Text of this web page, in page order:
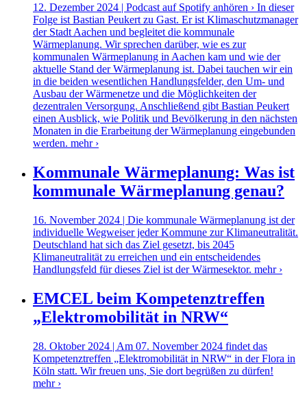
12. Dezember 2024 | Podcast auf Spotify anhören › In dieser
Folge ist Bastian Peukert zu Gast. Er ist Klimaschutzmanager
der Stadt Aachen und begleitet die kommunale
Wärmeplanung. Wir sprechen darüber, wie es zur
kommunalen Wärmeplanung in Aachen kam und wie der
aktuelle Stand der Wärmeplanung ist. Dabei tauchen wir ein
in die beiden wesentlichen Handlungsfelder, den Um- und
Ausbau der Wärmenetze und die Möglichkeiten der
dezentralen Versorgung. Anschließend gibt Bastian Peukert
einen Ausblick, wie Politik und Bevölkerung in den nächsten
Monaten in die Erarbeitung der Wärmeplanung eingebunden
werden. mehr ›
Kommunale Wärmeplanung: Was ist
kommunale Wärmeplanung genau?
16. November 2024 | Die kommunale Wärmeplanung ist der
individuelle Wegweiser jeder Kommune zur Klimaneutralität.
Deutschland hat sich das Ziel gesetzt, bis 2045
Klimaneutralität zu erreichen und ein entscheidendes
Handlungsfeld für dieses Ziel ist der Wärmesektor. mehr ›
EMCEL beim Kompetenztreffen
„Elektromobilität in NRW“
28. Oktober 2024 | Am 07. November 2024 findet das
Kompetenztreffen „Elektromobilität in NRW“ in der Flora in
Köln statt. Wir freuen uns, Sie dort begrüßen zu dürfen!
mehr ›